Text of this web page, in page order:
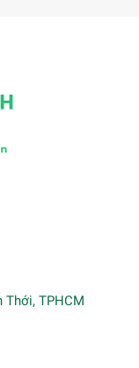
Thới, TPHCM